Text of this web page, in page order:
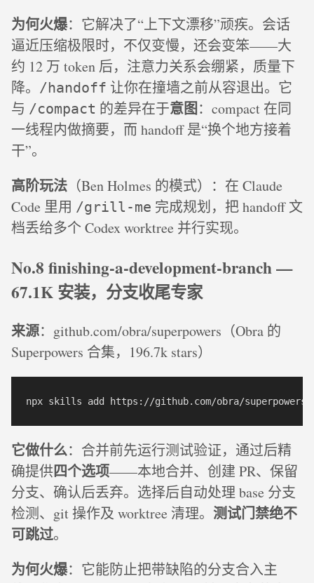
为何火爆：它解决了“上下文漂移”顽疾。会话
逼近压缩极限时，不仅变慢，还会变笨——大
约 12 万 token 后，注意力关系会绷紧，质量下
降。 /handoff 让你在撞墙之前从容退出。它
与 /compact 的差异在于意图：compact 在同
一线程内做摘要，而 handoff 是“换个地方接着
干”。
高阶玩法 （Ben Holmes 的模式）：在 Claude
Code 里用 /grill-me 完成规划，把 handoff 文
档丢给多个 Codex worktree 并行实现。
No.8 finishing-a-development-branch —
67.1K 安装，分支收尾专家
来源：github.com/obra/superpowers（Obra 的
Superpowers 合集，196.7k stars）
它做什么：合并前先运行测试验证，通过后精
确提供四个选项——本地合并、创建 PR、保留
分支、确认后丢弃。选择后自动处理 base 分支
检测、git 操作及 worktree 清理。 测试门禁绝不
可跳过。
为何火爆：它能防止把带缺陷的分支合入主